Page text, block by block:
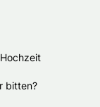
bitten?